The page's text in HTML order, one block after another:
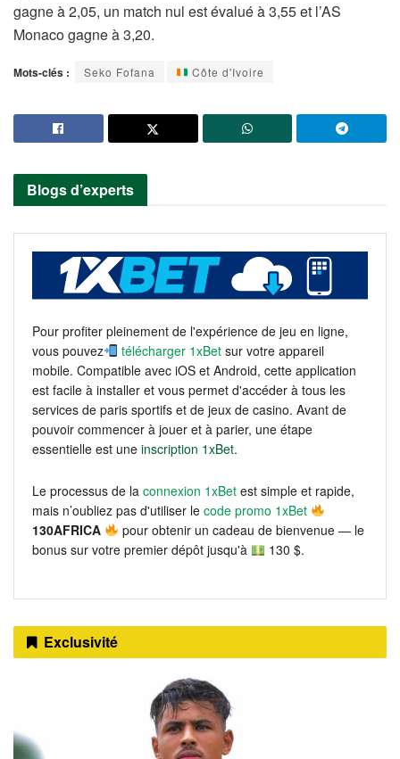
gagne à 2,05, un match nul est évalué à 3,55 et l’AS
Monaco gagne à 3,20.
Mots-clés : Seko Fofana Côte d'Ivoire
Blogs d’experts
Pour profiter pleinement de l'expérience de jeu en ligne,
vous pouvez
télécharger 1xBet sur votre appareil
mobile. Compatible avec iOS et Android, cette application
est facile à installer et vous permet d'accéder à tous les
services de paris sportifs et de jeux de casino. Avant de
pouvoir commencer à jouer et à parier, une étape
essentielle est une inscription 1xBet.
Le processus de la connexion 1xBet est simple et rapide,
mais n’oubliez pas d'utiliser le code promo 1xBet
130AFRICA
pour obtenir un cadeau de bienvenue — le
bonus sur votre premier dépôt jusqu'à
130 $.
Exclusivité